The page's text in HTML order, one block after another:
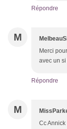
Répondre
M
Merci
avec un
Répondre
M
Cc